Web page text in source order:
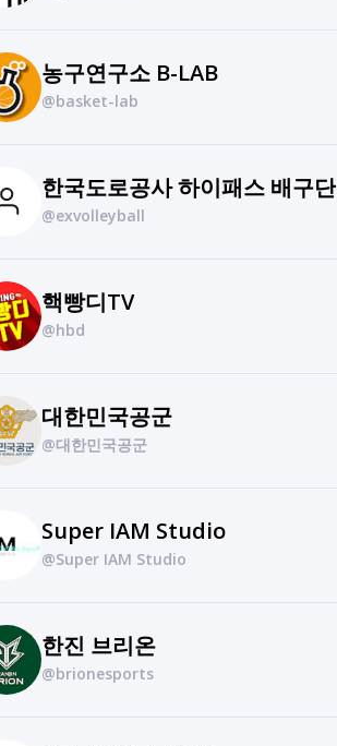
농구연구소 B-LAB
@basket-lab
한국도로공사 하이패스 배구단
@exvolleyball
핵빵디TV
@hbd
대한민국공군
@대한민국공군
Super IAM Studio
@Super IAM Studio
한진 브리온
@brionesports